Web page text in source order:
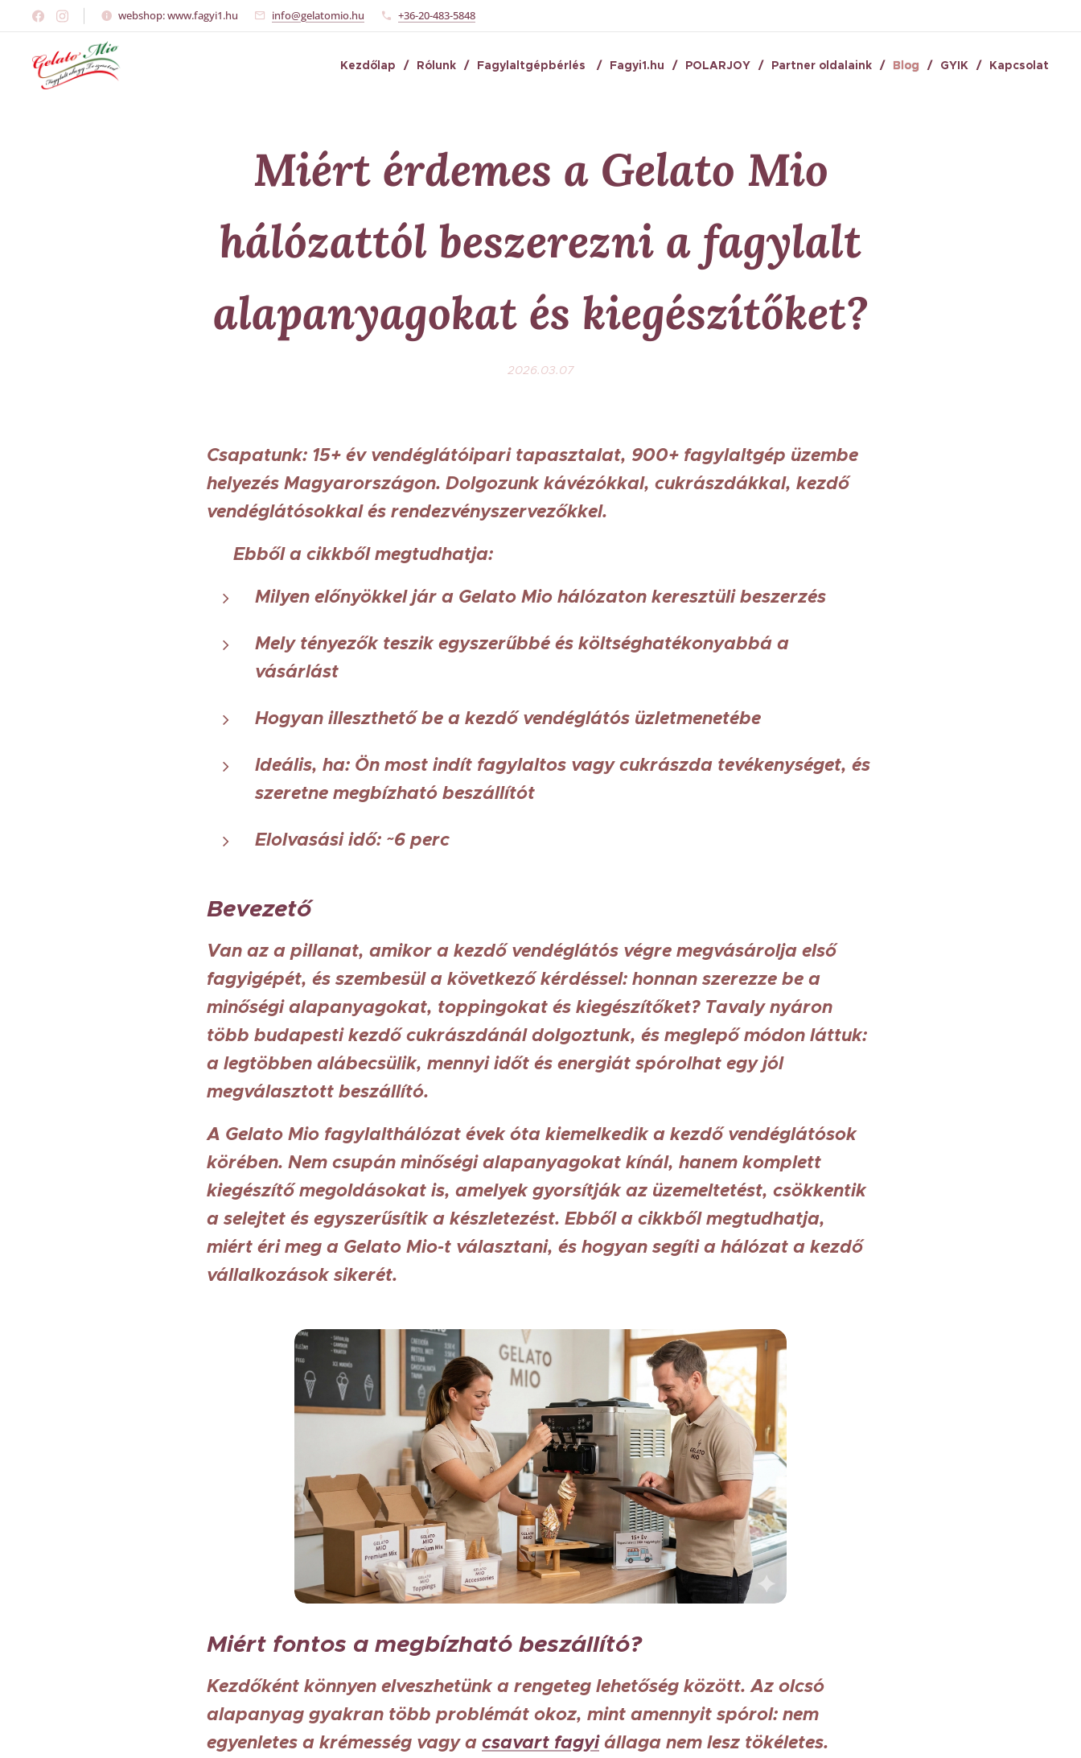
webshop: www.fagyi1.hu info@gelatomio.hu +36-20-483-5848
Kezdőlap Rólunk Fagylaltgépbérlés Fagyi1.hu POLARJOY Partner oldalaink Blog GYIK Kapcsolat
Miért érdemes a Gelato Mio
hálózattól beszerezni a fagylalt
alapanyagokat és kiegészítőket?
2026.03.07
Csapatunk: 15+ év vendéglátóipari tapasztalat, 900+ fagylaltgép üzembe
helyezés Magyarországon. Dolgozunk kávézókkal, cukrászdákkal, kezdő
vendéglátósokkal és rendezvényszervezőkkel.
📌 Ebből a cikkből megtudhatja:
Milyen előnyökkel jár a Gelato Mio hálózaton keresztüli beszerzés
Mely tényezők teszik egyszerűbbé és költséghatékonyabbá a
vásárlást
Hogyan illeszthető be a kezdő vendéglátós üzletmenetébe
Ideális, ha: Ön most indít fagylaltos vagy cukrászda tevékenységet, és
szeretne megbízható beszállítót
Elolvasási idő: ~6 perc
Bevezető
Van az a pillanat, amikor a kezdő vendéglátós végre megvásárolja első
fagyigépét, és szembesül a következő kérdéssel: honnan szerezze be a
minőségi alapanyagokat, toppingokat és kiegészítőket? Tavaly nyáron
több budapesti kezdő cukrászdánál dolgoztunk, és meglepő módon láttuk:
a legtöbben alábecsülik, mennyi időt és energiát spórolhat egy jól
megválasztott beszállító.
A Gelato Mio fagylalthálózat évek óta kiemelkedik a kezdő vendéglátósok
körében. Nem csupán minőségi alapanyagokat kínál, hanem komplett
kiegészítő megoldásokat is, amelyek gyorsítják az üzemeltetést, csökkentik
a selejtet és egyszerűsítik a készletezést. Ebből a cikkből megtudhatja,
miért éri meg a Gelato Mio-t választani, és hogyan segíti a hálózat a kezdő
vállalkozások sikerét.
Miért fontos a megbízható beszállító?
Kezdőként könnyen elveszhetünk a rengeteg lehetőség között. Az olcsó
alapanyag gyakran több problémát okoz, mint amennyit spórol: nem
egyenletes a krémesség vagy a csavart fagyiállaga nem lesz tökéletes.